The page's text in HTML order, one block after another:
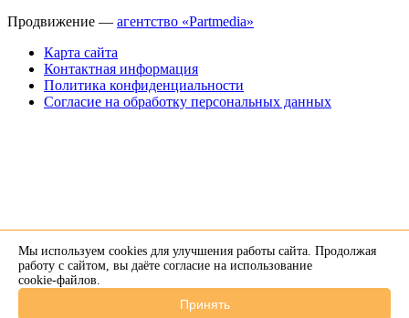
Продвижение — агентство «Partmedia»
Карта сайта
Контактная информация
Политика конфиденциальности
Согласие на обработку персональных данных
Напишите нам в Telegram
Мы используем cookies для улучшения работы сайта. Продолжая
работу с сайтом, вы даёте согласие на использование
cookie-файлов.
Принять